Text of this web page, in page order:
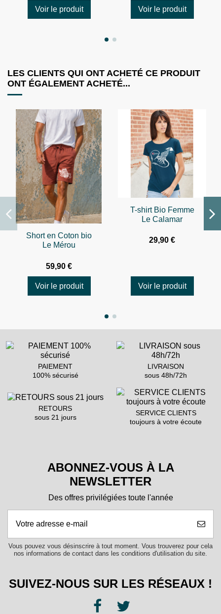
Voir le produit Voir le produit
LES CLIENTS QUI ONT ACHETÉ CE PRODUIT
ONT ÉGALEMENT ACHETÉ...
Short en Coton bio
Le Mérou
59,90 €
Voir le produit
T-shirt Bio Femme
Le Calamar
29,90 €
Voir le produit
PAIEMENT
100% sécurisé
LIVRAISON
sous 48h/72h
RETOURS
sous 21 jours
SERVICE CLIENTS
toujours à votre écoute
ABONNEZ-VOUS À LA
NEWSLETTER
Des offres privilégiées toute l'année
Vous pouvez vous désinscrire à tout moment. Vous trouverez pour cela
nos informations de contact dans les conditions d'utilisation du site.
SUIVEZ-NOUS SUR LES RÉSEAUX !